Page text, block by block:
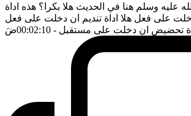
عليه وسلم هنا في الحديث هلا بكرا؟ هذه اداة
على فعل هلا اداة تنديم ان دخلت على فعل
تحضيض ان دخلت على مستقبل - 00:02:10 ضَ